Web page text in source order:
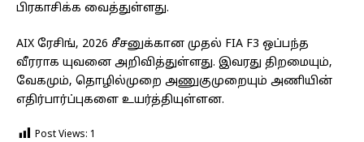
பிரகாசிக்க வைத்துள்ளது.
AIX ரேசிங், 2026 சீசனுக்கான முதல் FIA F3 ஒப்பந்த
வீரராக யுவனை அறிவித்துள்ளது. இவரது திறமையும்,
வேகமும், தொழில்முறை அணுகுமுறையும் அணியின்
எதிர்பார்ப்புகளை உயர்த்தியுள்ளன.
Post Views: 1